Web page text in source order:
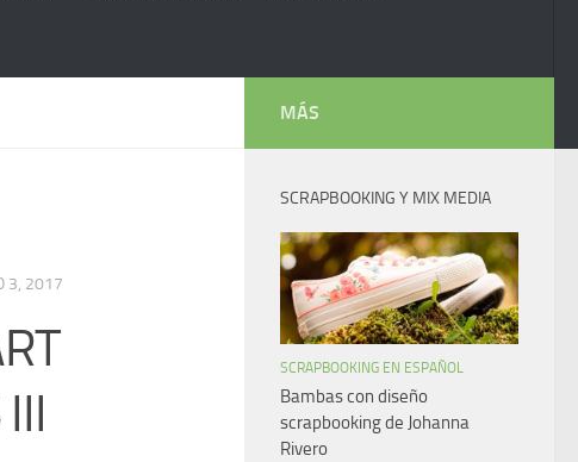
3, 2017
MÁS
SCRAPBOOKING Y MIX MEDIA
SCRAPBOOKING EN ESPAÑOL
Bambas con diseño
scrapbooking de Johanna
Rivero